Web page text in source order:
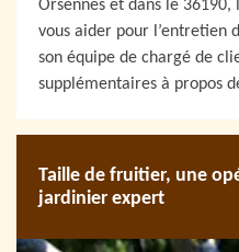
Orsennes et dans le 36190,
vous aider pour l’entretien
son équipe de chargé de
supplémentaires à propos
Taille de fruitier, une
jardinier expert